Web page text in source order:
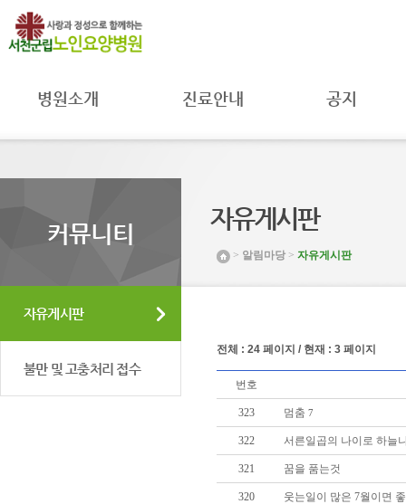
병원소개
조직도 및
연락처
진료안내
진료과
입원안내
프로그램안내
공지
공지사항
취약환자
채용공고
커뮤니티
자유게시판
불만 및 고충처리 접수
자유게시판
> 알림마당 > 자유게시판
전체 : 24 페이지 / 현재 : 3 페이지
번호
323 멈춤 7
322 서른일곱의 나이로 하늘
321 꿈을 품는것
320 웃는일이 많은 7월이면